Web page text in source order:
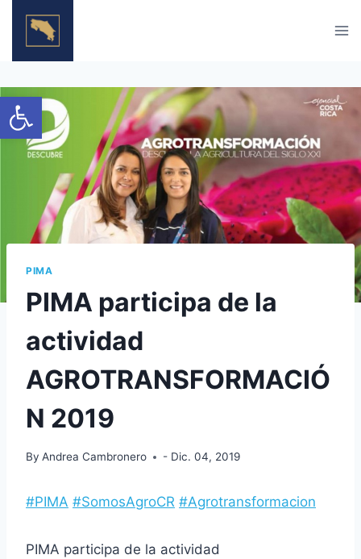
Open toolbar
PIMA
PIMA participa de la
actividad
AGROTRANSFORMACIÓ
N 2019
By Andrea Cambronero - Dic. 04, 2019
#PIMA #SomosAgroCR #Agrotransformacion
PIMA participa de la actividad